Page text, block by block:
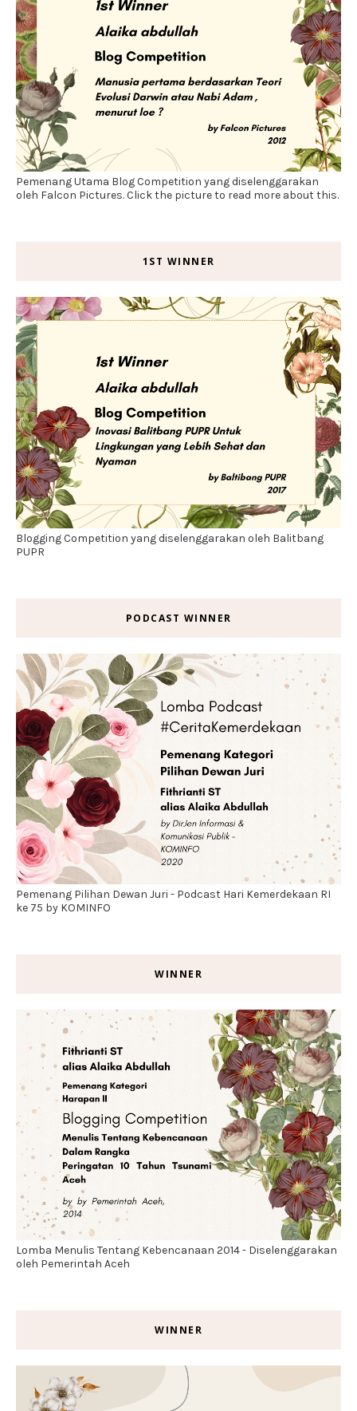
Pemenang Utama Blog Competition yang diselenggarakan
oleh Falcon Pictures. Click the picture to read more about this.
1ST WINNER
Blogging Competition yang diselenggarakan oleh Balitbang
PUPR
PODCAST WINNER
Pemenang Pilihan Dewan Juri - Podcast Hari Kemerdekaan RI
ke 75 by KOMINFO
WINNER
Lomba Menulis Tentang Kebencanaan 2014 - Diselenggarakan
oleh Pemerintah Aceh
WINNER